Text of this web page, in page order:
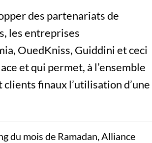
des partenariats de
les entreprises
OuedKniss, Guiddini et ceci
et qui permet, à l’ensemble
finaux l’utilisation d’une
du mois de Ramadan, Alliance